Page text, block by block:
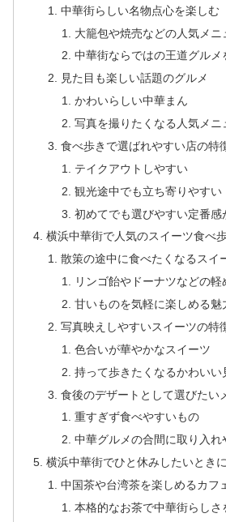
中華街らしい名物点心を楽しむ
大籠包や焼売などの人気メニ
中華街ならではの王道グルメ
見た目も楽しい話題のグルメ
かわいらしい中華まん
写真を撮りたくなる人気メニ
食べ歩きで選ばれやすい店の特
テイクアウトしやすい
観光途中でも立ち寄りやすい
初めてでも選びやすい定番感
横浜中華街で人気のスイーツ食べ
散策の途中に食べたくなるスイ
リンゴ飴やドーナツなどの軽
甘いものを気軽に楽しめる魅
写真映えしやすいスイーツの特
色合いが華やかなスイーツ
持って歩きたくなるかわいい
食後のデザートとして選びたい
重すぎず食べやすいもの
中華グルメの合間に取り入れ
横浜中華街でひと休みしたいとき
中国茶や台湾茶を楽しめるカフ
本格的なお茶で中華街らしさ